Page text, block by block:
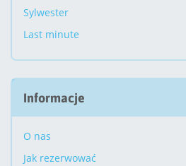
Sylwester
Last minute
Informacje
O nas
Jak rezerwować